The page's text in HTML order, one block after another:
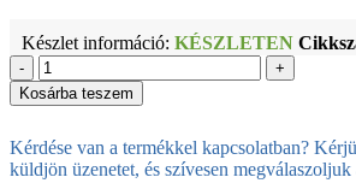
Készlet információ: KÉSZLETEN
-
+
Kosárba teszem
Kérdése van a termékkel kapcsolatban?
küldjön üzenetet, és szívesen megválaszoljuk